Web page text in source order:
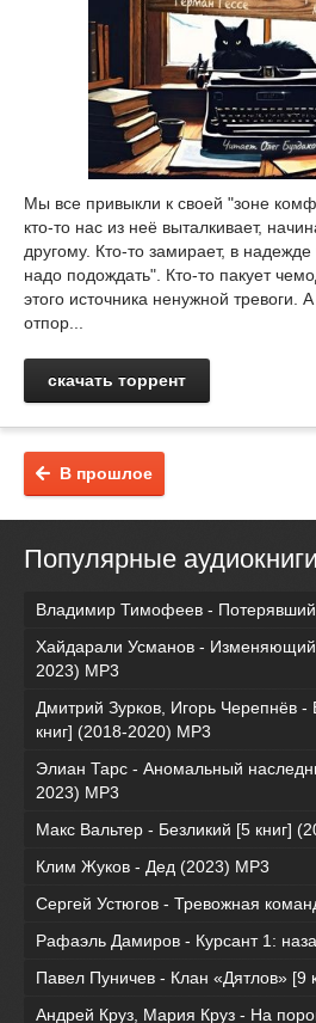
Мы все привыкли к своей "зоне
кто-то нас из неё выталкивает,
другому. Кто-то замирает, в
надо подождать". Кто-то пакует
этого источника ненужной тревоги. А
отпор...
скачать торрент
В прошлое
Популярные аудиокниги
Владимир Тимофеев -
Хайдарали Усманов - Изменяющий
2023) МР3
Дмитрий Зурков, Игорь Черепнёв
книг] (2018-2020) МР3
Элиан Тарс - Аномальный
2023) MP3
Макс Вальтер - Безликий [5 книг]
Клим Жуков - Дед (2023) MP3
Сергей Устюгов - Тревожная
Рафаэль Дамиров - Курсант 1:
Павел Пуничев - Клан «Дятлов» [9
Андрей Круз, Мария Круз - На